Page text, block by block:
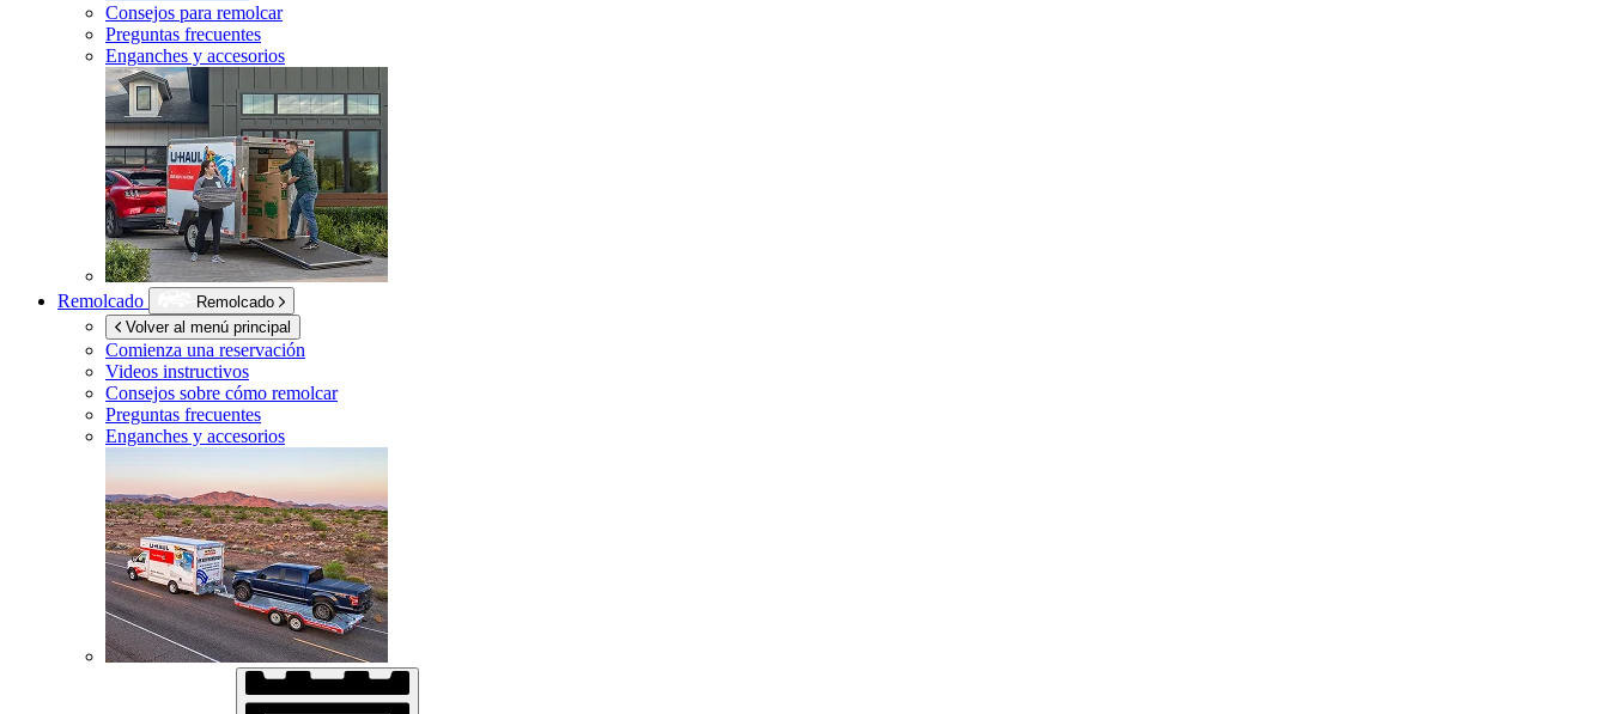
Consejos para remolcar
Preguntas frecuentes
Enganches y accesorios
Remolcado
Remolcado
Volver al menú principal
Comienza una reservación
Videos instructivos
Consejos sobre cómo remolcar
Preguntas frecuentes
Enganches y accesorios